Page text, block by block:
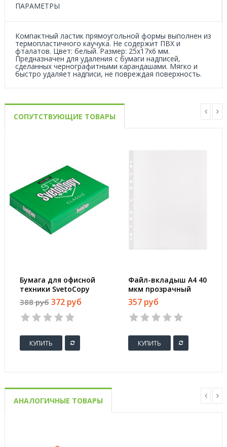
ПАРАМЕТРЫ
Компактный ластик прямоугольной формы выполнен из
термопластичного каучука. Не содержит ПВХ и
фталатов. Цвет: белый. Размер: 25x17x6 мм.
Предназначен для удаления с бумаги надписей,
сделанных чернографитными карандашами. Мягко и
быстро удаляет надписи, не повреждая поверхность.
СОПУТСТВУЮЩИЕ ТОВАРЫ
Бумага для офисной
техники SvetoCopy
(A4, марка C, 80 г/
кв.м, 500 листов)
388 руб 372 руб
КУПИТЬ
Файл-вкладыш А4 40
мкм прозрачный
гладкий 100 штук в
упаковке
357 руб
КУПИТЬ
АНАЛОГИЧНЫЕ ТОВАРЫ